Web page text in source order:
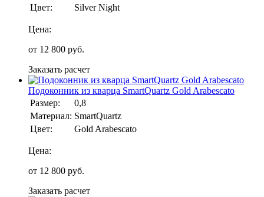
Цвет:
Silver Night
Цена:
от 12 800 руб.
Заказать расчет
Подоконник из кварца SmartQuartz Gold Arabescato
Размер:
0,8
Материал: SmartQuartz
Цвет:
Gold Arabescato
Цена:
от 12 800 руб.
Заказать расчет